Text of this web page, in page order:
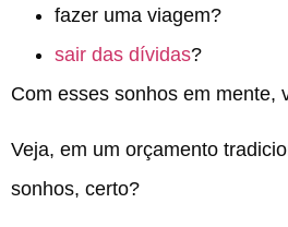
fazer uma viagem?
sair das dívidas?
Com esses sonhos em mente,
Veja, em um orçamento
sonhos, certo?